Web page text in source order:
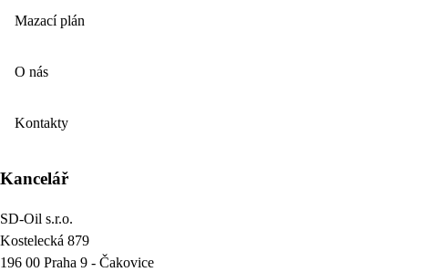
Mazací plán
O nás
Kontakty
Kancelář
SD-Oil s.r.o.
Kostelecká 879
196 00 Praha 9 - Čakovice